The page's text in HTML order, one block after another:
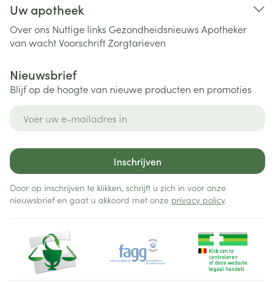
Uw apotheek
Over ons Nuttige links Gezondheidsnieuws Apotheker
van wachtVoorschriftZorgtarieven
Nieuwsbrief
Blijf op de hoogte van nieuwe producten en promoties
Inschrijven
Door op inschrijven te klikken, schrijft u zich in voor onze
nieuwsbrief en gaat u akkoord met onze privacy policy.